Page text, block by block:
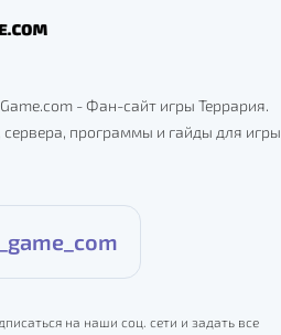
- Фан-сайт игры Террария.
программы и гайды для игры